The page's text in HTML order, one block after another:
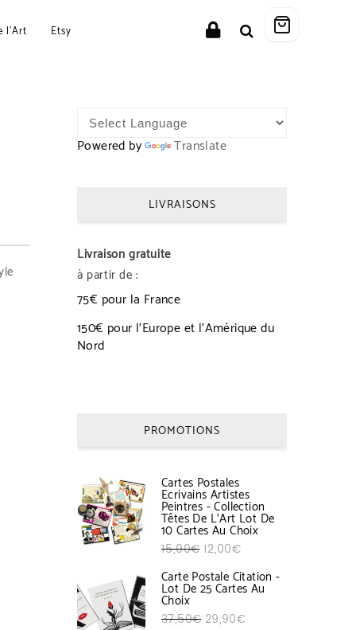
l’Art Etsy
Powered by Translate
LIVRAISONS
Livraison gratuite
à partir de :
75€ pour la France
150€ pour l’Europe et l’Amérique du
Nord
PROMOTIONS
Cartes Postales
Ecrivains Artistes
Peintres - Collection
Têtes De L'Art Lot De
10 Cartes Au Choix
15,00€ Le prix initial était : 15,00€.
12,00€Le prix actuel est :
Carte Postale Citation -
Lot De 25 Cartes Au
Choix
37,50€ Le prix initial était : 37,50€.
29,90€Le prix actuel est :